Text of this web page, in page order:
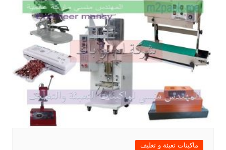
ماكينات تعبئة و تغليف